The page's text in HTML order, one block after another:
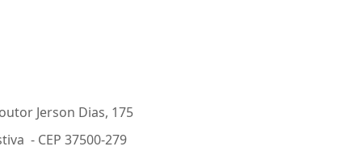
Jerson Dias, 175
- CEP 37500-279